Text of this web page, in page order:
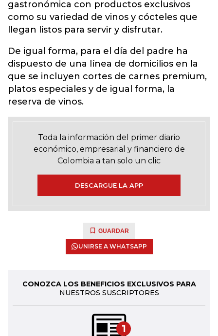
gastronómica con productos exclusivos
como su variedad de vinos y cócteles que
llegan listos para servir y disfrutar.
De igual forma, para el día del padre ha
dispuesto de una línea de domicilios en la
que se incluyen cortes de carnes premium,
platos especiales y de igual forma, la
reserva de vinos.
Toda la información del primer diario
económico, empresarial y financiero de
Colombia a tan solo un clic
DESCARGUE LA APP
GUARDAR
UNIRSE A WHATSAPP
CONOZCA LOS BENEFICIOS EXCLUSIVOS PARA
NUESTROS SUSCRIPTORES
1